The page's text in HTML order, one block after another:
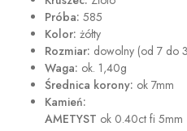
Próba: 585
Kolor: żółty
Rozmiar: dowolny (od 7 do
Waga: ok. 1,40g
Średnica korony: ok 7mm
Kamień:
AMETYST ok 0.40ct fi 5mm